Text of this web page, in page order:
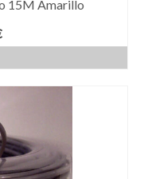
15M Amarillo
Rango
de
8.27€